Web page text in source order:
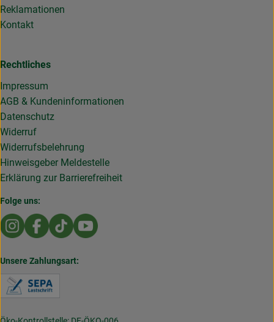
Reklamationen
Kontakt
Rechtliches
Impressum
AGB & Kundeninformationen
Datenschutz
Widerruf
Widerrufsbelehrung
Hinweisgeber Meldestelle
Erklärung zur Barrierefreiheit
Folge uns:
Externer Link zu https://www.instagram.com/
Externer Link zu https://www.facebook.com/
Externer Link zu https://www.tiktok.com/
Externer Link zu https://
Unsere Zahlungsart: